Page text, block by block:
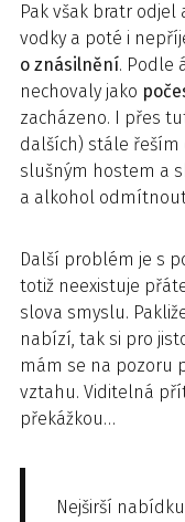
Pak však bratr
vodky a poté i
o znásilnění. Podle
nechovaly jako
zacházeno. I přes
dalších) stále řeším
slušným hostem a
a alkohol
Další problém je s
totiž neexistuje
slova smyslu.
nabízí, tak si pro
mám se na pozoru
vztahu. Viditelná
překážkou…
Nejširší